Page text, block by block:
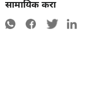
सामायिक करा